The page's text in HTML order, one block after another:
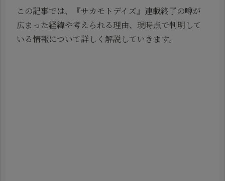
この記事では、『サカモトデイズ』連載終了の噂が
広まった経緯や考えられる理由、現時点で判明して
いる情報について詳しく解説していきます。